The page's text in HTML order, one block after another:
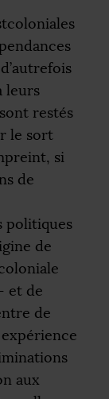
leurs
restés
le sort
si
de
politiques
de
et de
de
aux